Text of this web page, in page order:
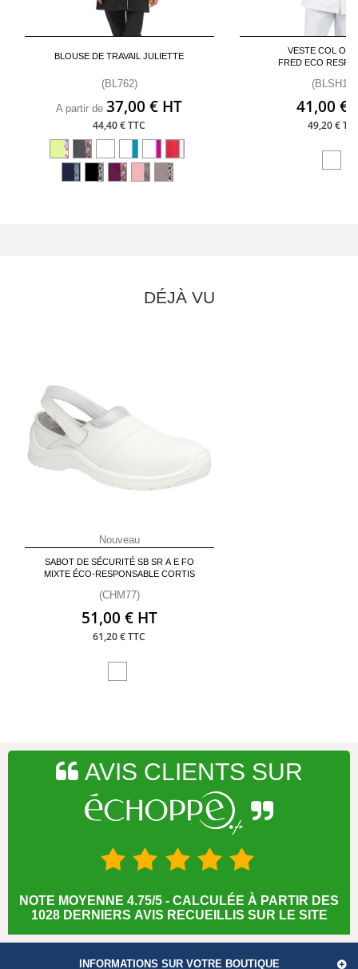
BLOUSE DE TRAVAIL JULIETTE
(BL762)
A partir de37,00 € HT
44,40 € TTC
VESTE COL
FRED ECO
(BLSH18)
41,00 €
49,20 €
DÉJÀ VU
Nouveau
SABOT DE SÉCURITÉ SB SR A E FO
MIXTE ÉCO-RESPONSABLE CORTIS
(CHM77)
51,00 € HT
61,20 € TTC
NOTE MOYENNE 4.75/5 - CALCULÉE À PARTIR DES
1028 DERNIERS AVIS RECUEILLIS SUR LE SITE
INFORMATIONS SUR VOTRE BOUTIQUE